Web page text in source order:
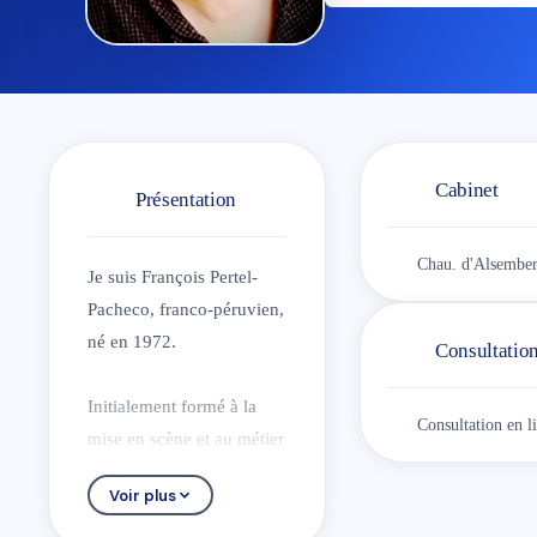
Présentation
Je suis François Pertel-
Pacheco, franco-péruvien,
né en 1972.
Initialement formé à la
mise en scène et au métier
de comédien, j’ai exercé
une quinzaine d’années
Voir plus
Cabinet
Chau.
Consultation en